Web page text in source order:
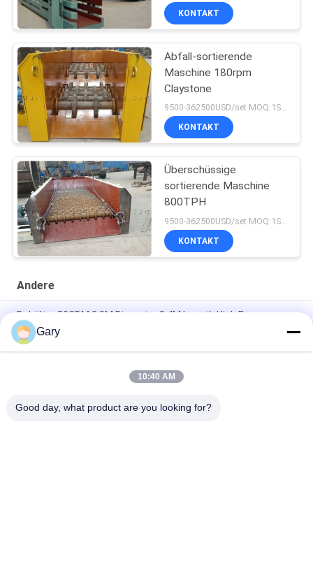
KONTAKT
Abfall-sortierende
Maschine 180rpm
Claystone
9500-362500USD/set MOQ:1SET
KONTAKT
Überschüssige
sortierende Maschine
800TPH
KONTAKT
Andere
Behälter 50CBM 2.8M Diameter 8.4M Length High Pressure
Entwässerungsvibrierender Schirm 20TPH 45% Körnigkeits-
0.35mm
horizontale Art 90% Tonerde-Zwischenlagen-Ball-Mühle
Gary
10:40 AM
Good day, what product are you looking for?